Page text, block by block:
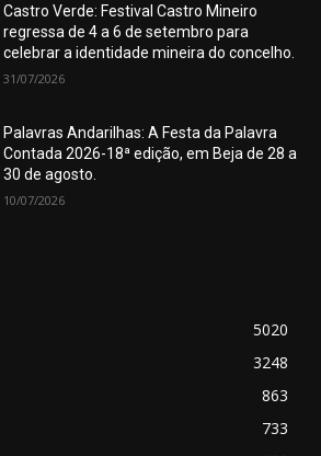
Castro Verde: Festival Castro Mineiro
regressa de 4 a 6 de setembro para
celebrar a identidade mineira do concelho.
31/07/2026
Palavras Andarilhas: A Festa da Palavra
Contada 2026-18ª edição, em Beja de 28 a
30 de agosto.
10/07/2026
5020
3248
863
733